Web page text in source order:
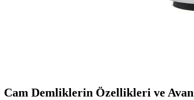
Beko CM 5964 Floral 1900 W Cam
Cam Demliklerin Özellikleri ve